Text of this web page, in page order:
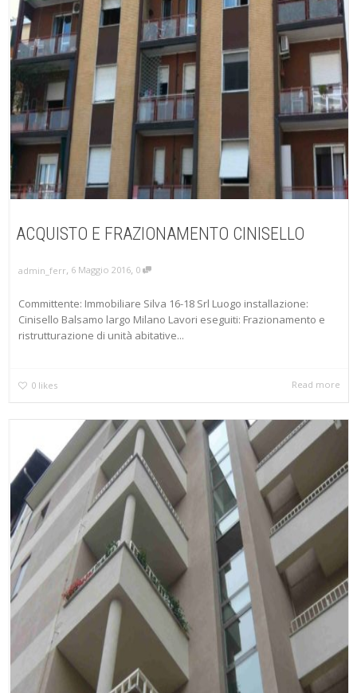
ACQUISTO E FRAZIONAMENTO CINISELLO
admin_ferr, 6 Maggio 2016, 0
Committente: Immobiliare Silva 16-18 Srl Luogo installazione:
Cinisello Balsamo largo Milano Lavori eseguiti: Frazionamento e
ristrutturazione di unità abitative...
0 likes Read more